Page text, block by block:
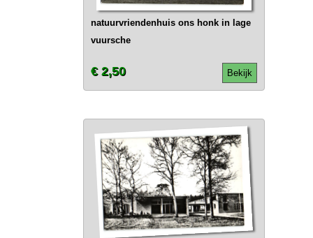
natuurvriendenhuis ons honk in lage
vuursche
Bekijk
€ 2,50